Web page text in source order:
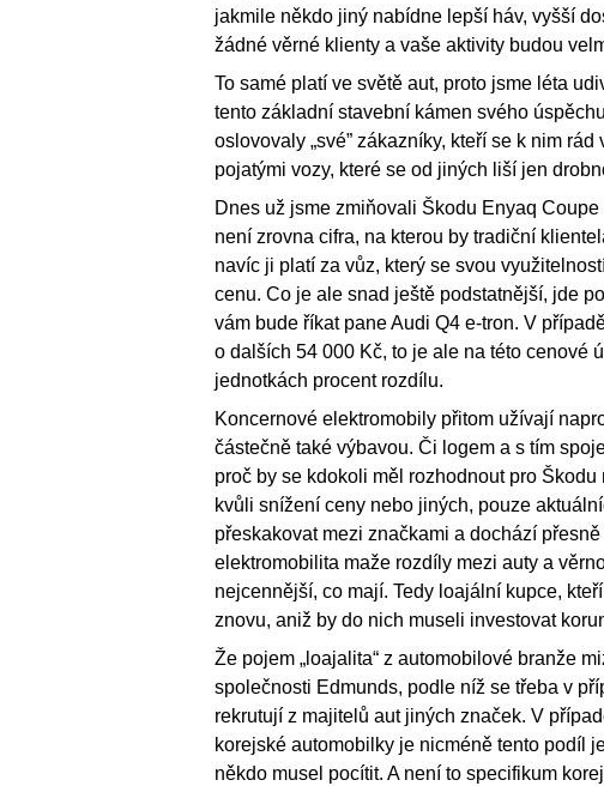
jakmile někdo jiný nabídne lepší háv, vyšší
žádné věrné klienty a vaše aktivity budou
To samé platí ve světě aut, proto jsme léta
tento základní stavební kámen svého
oslovovaly „své” zákazníky, kteří se k nim
pojatými vozy, které se od jiných liší jen
Dnes už jsme zmiňovali Škodu Enyaq
není zrovna cifra, na kterou by tradiční
navíc ji platí za vůz, který se svou
cenu. Co je ale snad ještě podstatnější, jde
vám bude říkat pane Audi Q4 e-tron. V
o dalších 54 000 Kč, to je ale na této cenové
jednotkách procent rozdílu.
Koncernové elektromobily přitom užívají
částečně také výbavou. Či logem a s tím
proč by se kdokoli měl rozhodnout pro
kvůli snížení ceny nebo jiných, pouze
přeskakovat mezi značkami a dochází
elektromobilita maže rozdíly mezi auty a
nejcennější, co mají. Tedy loajální kupce,
znovu, aniž by do nich museli investovat
Že pojem „loajalita“ z automobilové branže
společnosti Edmunds, podle níž se třeba v
rekrutují z majitelů aut jiných značek. V
korejské automobilky je nicméně tento podíl
někdo musel pocítit. A není to specifikum